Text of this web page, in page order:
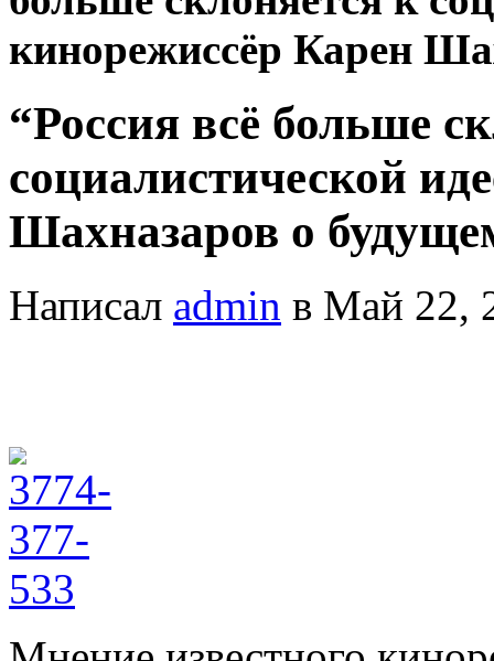
кинорежиссёр Карен
“Россия всё больше
социалистической
Шахназаров о
Написал admin в Май 22,